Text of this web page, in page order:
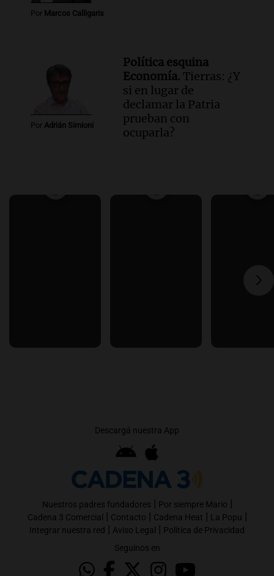
Por Marcos Calligaris
Por Adrián Simioni
Política esquina
Economía. Tierras: ¿Y
si en lugar de
declamar la Patria
prueban con
ocuparla?
Descargá nuestra App
Nuestros padres fundadores | Por siempre Mario |
Cadena 3 Comercial | Contacto | Cadena Heat | La Popu |
Integrar nuestra red | Aviso Legal | Política de Privacidad
Seguinos en